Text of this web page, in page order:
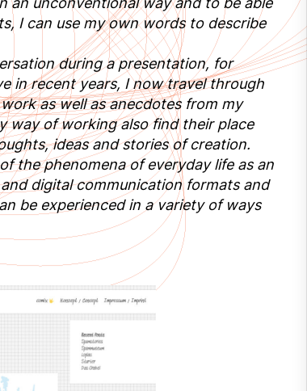
I can use my own words to describe
during a presentation, for
in recent years, I now travel through
as well as anecdotes from my
way of working also find their place
ideas and stories of creation.
the phenomena of everyday life as an
digital communication formats and
be experienced in a variety of ways